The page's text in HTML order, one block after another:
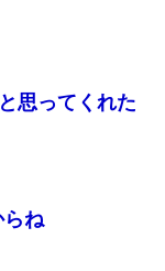
思ってくれた
ね